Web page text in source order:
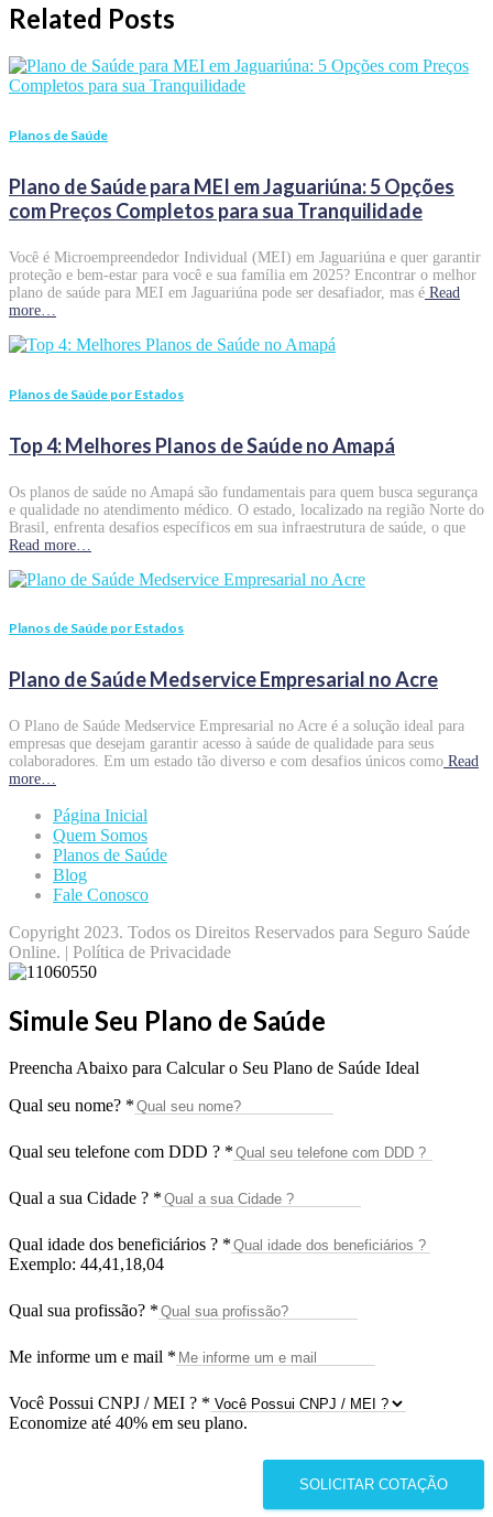
Related Posts
Planos de Saúde
Plano de Saúde para MEI em Jaguariúna: 5 Opções
com Preços Completos para sua Tranquilidade
Você é Microempreendedor Individual (MEI) em Jaguariúna e quer garantir
proteção e bem-estar para você e sua família em 2025? Encontrar o melhor
plano de saúde para MEI em Jaguariúna pode ser desafiador, mas é Read
more…
Planos de Saúde por Estados
Top 4: Melhores Planos de Saúde no Amapá
Os planos de saúde no Amapá são fundamentais para quem busca segurança
e qualidade no atendimento médico. O estado, localizado na região Norte do
Brasil, enfrenta desafios específicos em sua infraestrutura de saúde, o que
Read more…
Planos de Saúde por Estados
Plano de Saúde Medservice Empresarial no Acre
O Plano de Saúde Medservice Empresarial no Acre é a solução ideal para
empresas que desejam garantir acesso à saúde de qualidade para seus
colaboradores. Em um estado tão diverso e com desafios únicos como Read
more…
Página Inicial
Quem Somos
Planos de Saúde
Blog
Fale Conosco
Copyright 2023. Todos os Direitos Reservados para Seguro Saúde
Online. | Política de Privacidade
Simule Seu Plano de Saúde
Preencha Abaixo para Calcular o Seu Plano de Saúde Ideal
Qual seu nome? *
Qual seu telefone com DDD ? *
Qual a sua Cidade ? *
Qual idade dos beneficiários ? *
Exemplo: 44,41,18,04
Qual sua profissão? *
Me informe um e mail *
Você Possui CNPJ / MEI ? *
Economize até 40% em seu plano.
SOLICITAR COTAÇÃO